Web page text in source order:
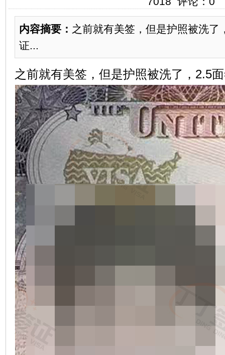
内容摘要： 之前就有美签，但是护照被洗了
证...
之前就有美签，但是护照被洗了，2.5